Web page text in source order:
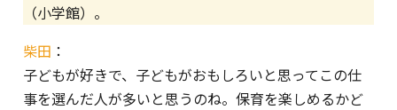
（小学館）。
柴田 ：
子どもが好きで、子どもがおもしろいと思ってこの仕
事を選んだ人が多いと思うのね。保育を楽しめるかど